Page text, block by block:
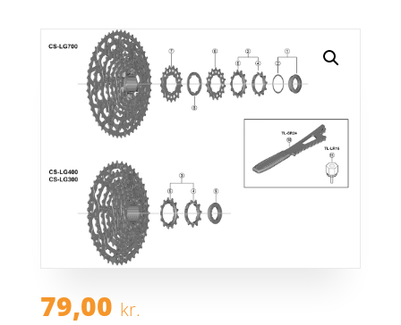
79,00 kr.